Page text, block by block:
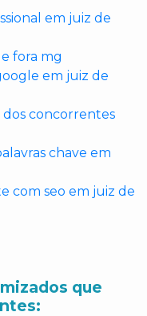
em juiz de
fora mg
em juiz de
dos concorrentes
chave em
com seo em juiz de
que